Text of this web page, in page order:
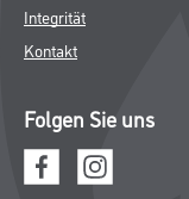
AGB
Nutzungsbedingungen
Impressum
Datenschutz
Integrität